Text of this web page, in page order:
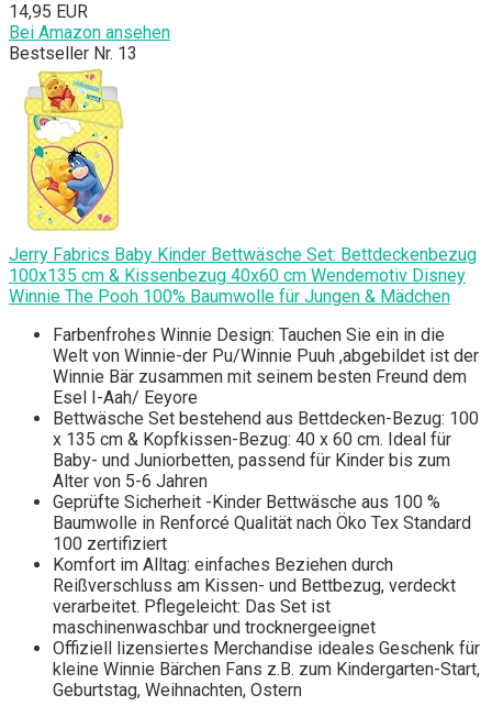
14,95 EUR
Bei Amazon ansehen
Bestseller Nr. 13
Jerry Fabrics Baby Kinder Bettwäsche Set: Bettdeckenbezug
100x135 cm & Kissenbezug 40x60 cm Wendemotiv Disney
Winnie The Pooh 100% Baumwolle für Jungen & Mädchen
Farbenfrohes Winnie Design: Tauchen Sie ein in die
Welt von Winnie-der Pu/Winnie Puuh ,abgebildet ist der
Winnie Bär zusammen mit seinem besten Freund dem
Esel I-Aah/ Eeyore
Bettwäsche Set bestehend aus Bettdecken-Bezug: 100
x 135 cm & Kopfkissen-Bezug: 40 x 60 cm. Ideal für
Baby- und Juniorbetten, passend für Kinder bis zum
Alter von 5-6 Jahren
Geprüfte Sicherheit -Kinder Bettwäsche aus 100 %
Baumwolle in Renforcé Qualität nach Öko Tex Standard
100 zertifiziert
Komfort im Alltag: einfaches Beziehen durch
Reißverschluss am Kissen- und Bettbezug, verdeckt
verarbeitet. Pflegeleicht: Das Set ist
maschinenwaschbar und trocknergeeignet
Offiziell lizensiertes Merchandise ideales Geschenk für
kleine Winnie Bärchen Fans z.B. zum Kindergarten-Start,
Geburtstag, Weihnachten, Ostern